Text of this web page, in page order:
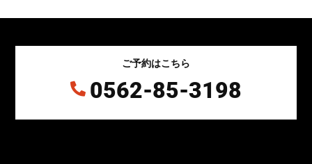
ご予約はこちら
 0562-85-3198